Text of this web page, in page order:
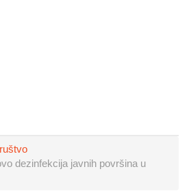
dezinfekcija javnih površina u